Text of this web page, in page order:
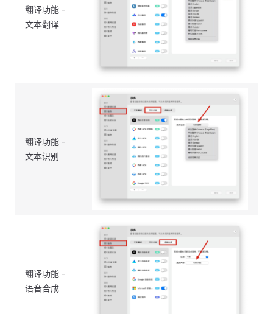
翻译功能 -
文本翻译
翻译功能 -
文本识别
翻译功能 -
语音合成